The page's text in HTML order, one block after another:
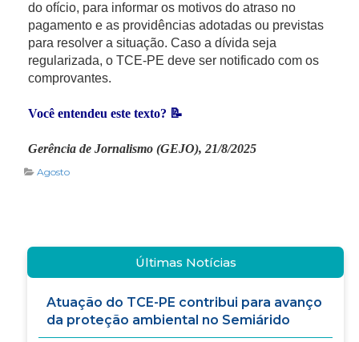
do ofício, para informar os motivos do atraso no
pagamento e as providências adotadas ou previstas
para resolver a situação. Caso a dívida seja
regularizada, o TCE-PE deve ser notificado com os
comprovantes.
Você entendeu este texto? 📝
Gerência de Jornalismo (GEJO), 21/8/2025
Agosto
Últimas Notícias
Atuação do TCE-PE contribui para avanço
da proteção ambiental no Semiárido